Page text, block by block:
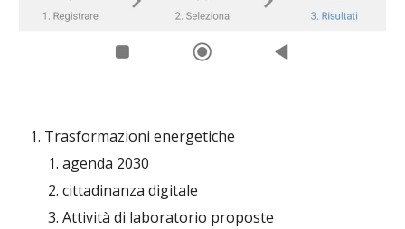
Trasformazioni energetiche
agenda 2030
cittadinanza digitale
Attività di laboratorio proposte